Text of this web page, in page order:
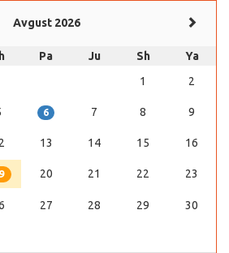
Avgust 2026
Pa Ju Sh
Ya
1
2
6 7 8 9
13 14 15 16
20 21 22 23
27 28 29 30